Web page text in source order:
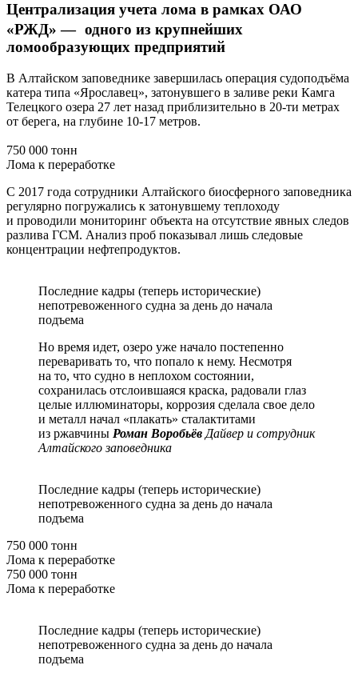
Централизация учета лома в рамках ОАО
«РЖД» — одного из крупнейших
ломообразующих предприятий
В Алтайском заповеднике завершилась операция судоподъёма
катера типа «Ярославец», затонувшего в заливе реки Камга
Телецкого озера 27 лет назад приблизительно в 20-ти метрах
от берега, на глубине 10-17 метров.
750 000 тонн
Лома к переработке
С 2017 года сотрудники Алтайского биосферного заповедника
регулярно погружались к затонувшему теплоходу
и проводили мониторинг объекта на отсутствие явных следов
разлива ГСМ. Анализ проб показывал лишь следовые
концентрации нефтепродуктов.
Последние кадры (теперь исторические)
непотревоженного судна за день до начала
подъема
Но время идет, озеро уже начало постепенно
переваривать то, что попало к нему. Несмотря
на то, что судно в неплохом состоянии,
сохранилась отслоившаяся краска, радовали глаз
целые иллюминаторы, коррозия сделала свое дело
и металл начал «плакать» сталактитами
из ржавчины Роман Воробьёв Дайвер и сотрудник
Алтайского заповедника
Последние кадры (теперь исторические)
непотревоженного судна за день до начала
подъема
750 000 тонн
Лома к переработке
750 000 тонн
Лома к переработке
Последние кадры (теперь исторические)
непотревоженного судна за день до начала
подъема